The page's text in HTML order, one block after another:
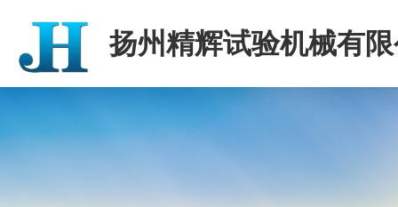
扬州精辉试验机械有